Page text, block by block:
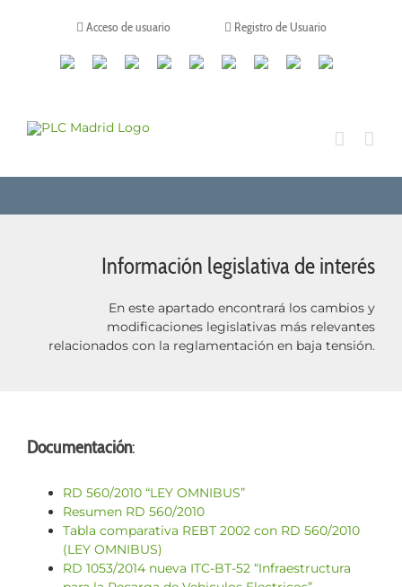
Acceso de usuario Registro de Usuario
CanalesLinkedinYoutubeTiktokFacebookInstagram
X TwitchContacto
Información legislativa de interés
En este apartado encontrará los cambios y
modificaciones legislativas más relevantes
relacionados con la reglamentación en baja tensión.
Documentación:
RD 560/2010 “LEY OMNIBUS”
Resumen RD 560/2010
Tabla comparativa REBT 2002 con RD 560/2010
(LEY OMNIBUS)
RD 1053/2014 nueva ITC-BT-52 “Infraestructura